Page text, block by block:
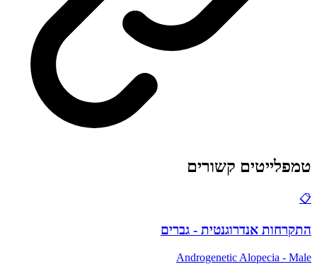
טמפלייטים קשורים
📋
התקרחות אנדרוגנטית - גברים
Androgenetic Alopecia - Male